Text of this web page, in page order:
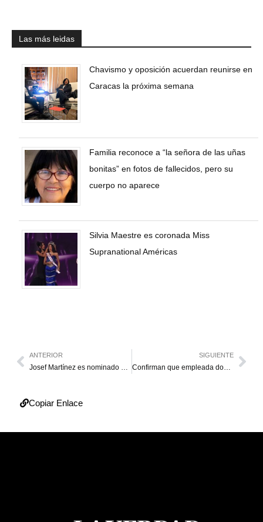
Las más leidas
Chavismo y oposición acuerdan reunirse en
Caracas la próxima semana
Familia reconoce a “la señora de las uñas
bonitas” en fotos de fallecidos, pero su
cuerpo no aparece
Silvia Maestre es coronada Miss
Supranational Américas
ANTERIOR SIGUIENTE
Confirman que empleada doméstica y su novio asesinaron a la periodista Mercedes Herrera
Copiar Enlace